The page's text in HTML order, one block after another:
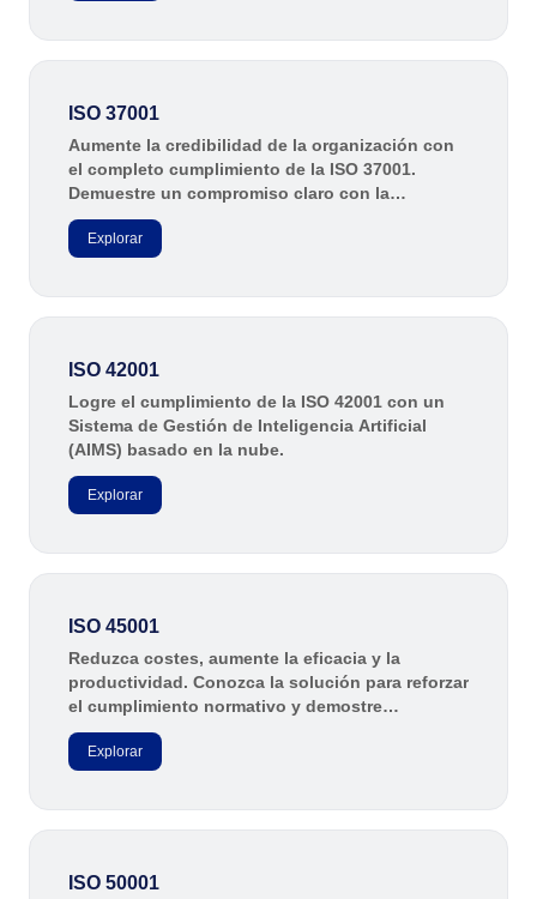
ISO 37001
Aumente la credibilidad de la organización con
el completo cumplimiento de la ISO 37001.
Demuestre un compromiso claro con la
transparencia, la gobernanza y la
responsabilidad corporativa para combatir el
Explorar
ISO 42001
Logre el cumplimiento de la ISO 42001 con un
Sistema de Gestión de Inteligencia Artificial
(AIMS) basado en la nube.
Explorar
ISO 45001
Reduzca costes, aumente la eficacia y la
productividad. Conozca la solución para reforzar
el cumplimiento normativo y demostre
compromiso con un entorno de trabajo seguro y
saludable.
Explorar
ISO 50001